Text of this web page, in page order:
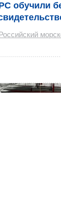
обучили